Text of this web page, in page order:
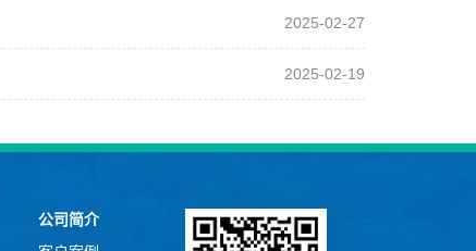
2025-02-27
2025-02-19
公司简介